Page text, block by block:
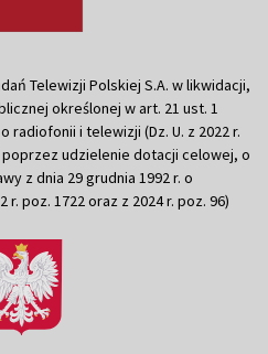
Telewizji Polskiej S.A. w likwidacji,
określonej w art. 21 ust. 1
radiofonii i telewizji (Dz. U. z 2022 r.
poprzez udzielenie dotacji celowej, o
z dnia 29 grudnia 1992 r. o
poz. 1722 oraz z 2024 r. poz. 96)